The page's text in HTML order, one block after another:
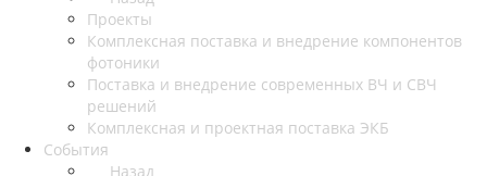
Проекты
Комплексная поставка и внедрение компонентов
фотоники
Поставка и внедрение современных ВЧ и СВЧ
решений
Комплексная и проектная поставка ЭКБ
События
Назад